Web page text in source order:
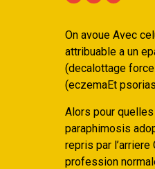
On avoue Avec
attribuable a un
(decalottage
(eczemaEt
Alors pour
paraphimosis
repris par
profession